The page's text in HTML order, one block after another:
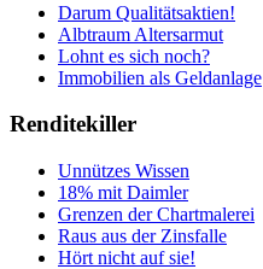
Darum Qualitätsaktien!
Albtraum Altersarmut
Lohnt es sich noch?
Immobilien als Geldanlage
Renditekiller
Unnützes Wissen
18% mit Daimler
Grenzen der Chartmalerei
Raus aus der Zinsfalle
Hört nicht auf sie!